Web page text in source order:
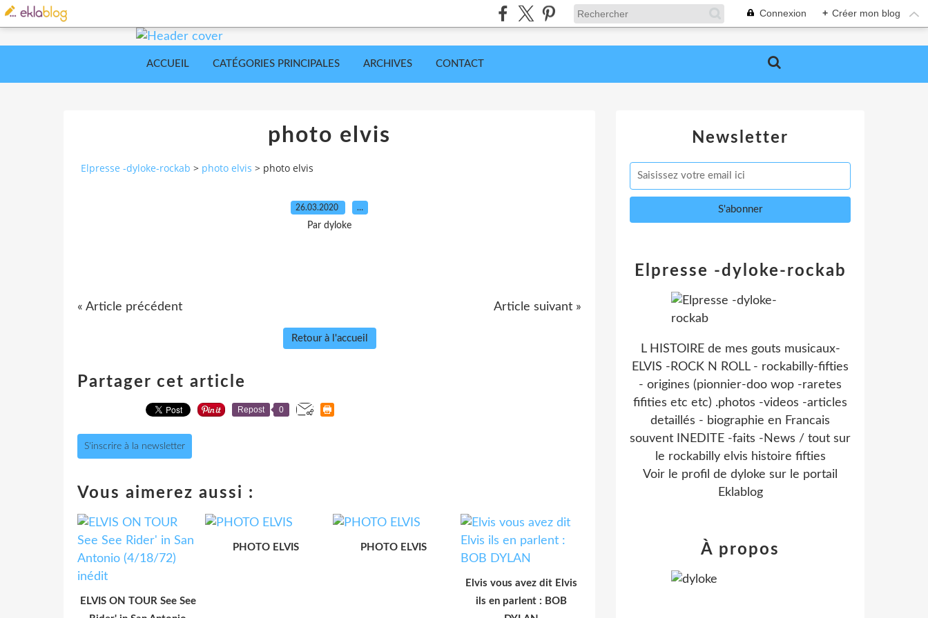
Connexion + Créer mon blog
ACCUEIL CATÉGORIES PRINCIPALES ARCHIVES CONTACT
photo elvis
Elpresse -dyloke-rockab > photo elvis > photo elvis
26.03.2020 …
Par dyloke
« Article précédent Article suivant »
Retour à l'accueil
Partager cet article
Repost 0
S'inscrire à la newsletter
Vous aimerez aussi :
ELVIS ON TOUR See See
PHOTO ELVIS PHOTO ELVIS
Elvis vous avez dit Elvis
ils en parlent : BOB
Newsletter
Elpresse -dyloke-rockab
L HISTOIRE de mes gouts musicaux-
ELVIS -ROCK N ROLL - rockabilly-fifties
- origines (pionnier-doo wop -raretes
fifities etc etc) .photos -videos -articles
detaillés - biographie en Francais
souvent INEDITE -faits -News / tout sur
le rockabilly elvis histoire fifties
Voir le profil de dyloke sur le portail
Eklablog
À propos